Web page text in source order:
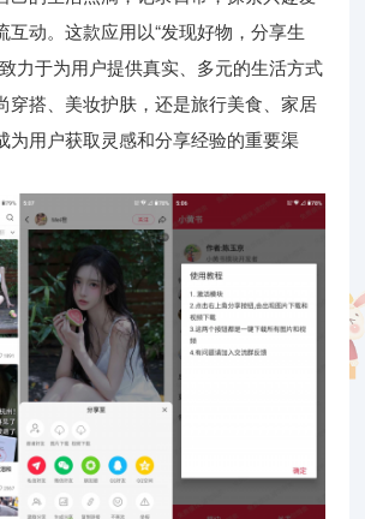
互动。这款应用以“发现好物，分享生
力于为用户提供真实、多元的生活方式
穿搭、美妆护肤，还是旅行美食、家居
为用户获取灵感和分享经验的重要渠